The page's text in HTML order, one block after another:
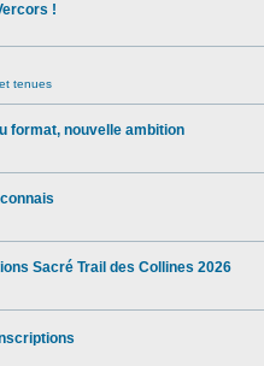
!
tenues
format, nouvelle ambition
Sacré Trail des Collines 2026